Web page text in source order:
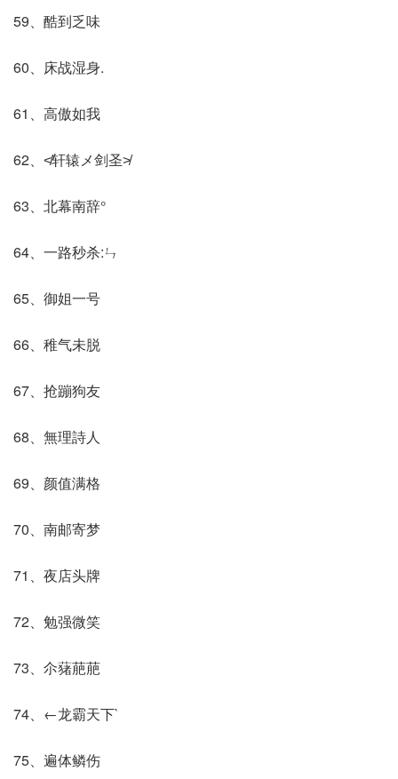
59、酷到乏味
60、床战湿身.
61、高傲如我
62、≮轩辕メ剑圣≯
63、北幕南辞°
64、一路秒杀:ㄣ
65、御姐一号
66、稚气未脱
67、抢蹦狗友
68、無理詩人
69、颜值满格
70、南邮寄梦
71、夜店头牌
72、勉强微笑
73、尒蕏萉萉
74、←龙霸天下`
75、遍体鳞伤